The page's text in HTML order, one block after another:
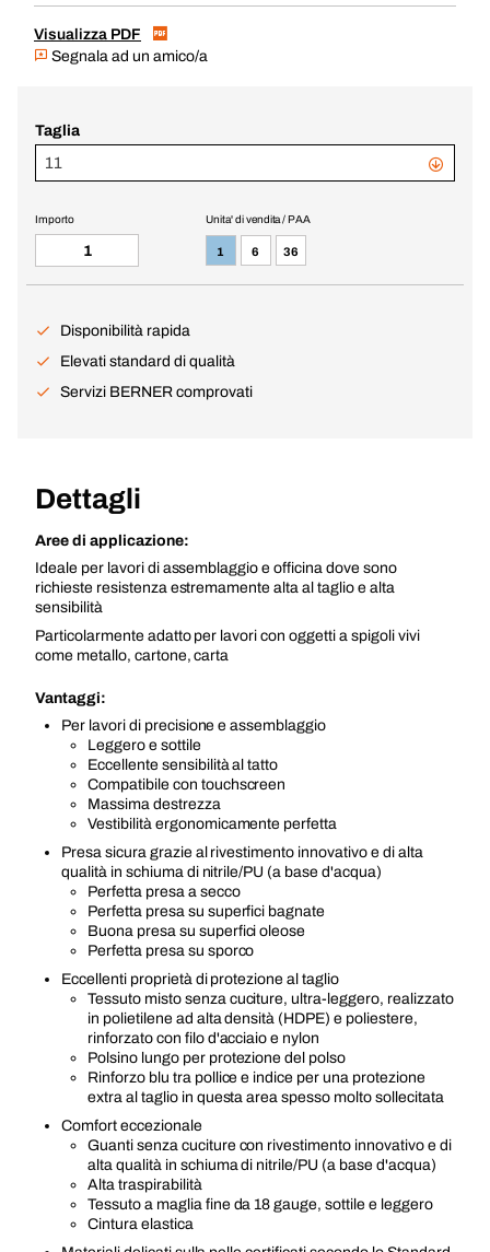
Visualizza PDF
Segnala ad un amico/a
Taglia
11
Unita' di vendita / PAA
1 6 36
Importo
Disponibilità rapida
Elevati standard di qualità
Servizi BERNER comprovati
Dettagli
Aree di applicazione:
Ideale per lavori di assemblaggio e officina dove sono
richieste resistenza estremamente alta al taglio e alta
sensibilità
Particolarmente adatto per lavori con oggetti a spigoli vivi
come metallo, cartone, carta
Vantaggi:
Per lavori di precisione e assemblaggio
Leggero e sottile
Eccellente sensibilità al tatto
Compatibile con touchscreen
Massima destrezza
Vestibilità ergonomicamente perfetta
Presa sicura grazie al rivestimento innovativo e di alta
qualità in schiuma di nitrile/PU (a base d'acqua)
Perfetta presa a secco
Perfetta presa su superfici bagnate
Buona presa su superfici oleose
Perfetta presa su sporco
Eccellenti proprietà di protezione al taglio
Tessuto misto senza cuciture, ultra-leggero, realizzato
in polietilene ad alta densità (HDPE) e poliestere,
rinforzato con filo d'acciaio e nylon
Polsino lungo per protezione del polso
Rinforzo blu tra pollice e indice per una protezione
extra al taglio in questa area spesso molto sollecitata
Comfort eccezionale
Guanti senza cuciture con rivestimento innovativo e di
alta qualità in schiuma di nitrile/PU (a base d'acqua)
Alta traspirabilità
Tessuto a maglia fine da 18 gauge, sottile e leggero
Cintura elastica